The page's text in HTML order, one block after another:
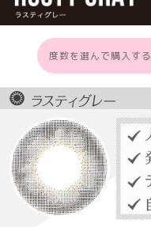
度数を選んで購入する